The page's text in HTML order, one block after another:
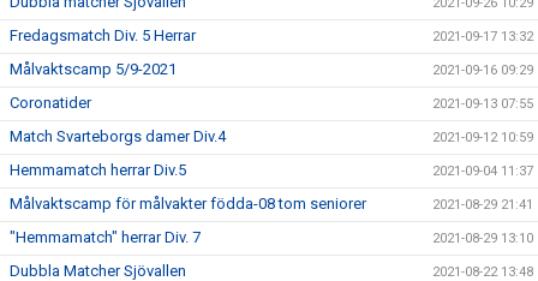
Fredagsmatch Div. 5 Herrar 2021-09-17 13:32
Målvaktscamp 5/9-2021 2021-09-16 09:29
Coronatider 2021-09-13 07:55
Match Svarteborgs damer Div.4 2021-09-12 10:59
Hemmamatch herrar Div.5 2021-09-04 11:37
Målvaktscamp för målvakter födda-08 tom seniorer 2021-08-29 21:41
"Hemmamatch" herrar Div. 7 2021-08-29 13:10
Dubbla Matcher Sjövallen 2021-08-22 13:48